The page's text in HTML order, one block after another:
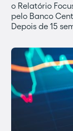
o Relatório
pelo Banco
Depois de 15